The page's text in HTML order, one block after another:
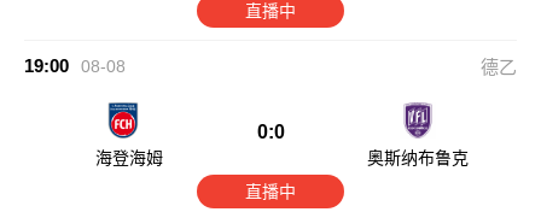
直播中
19:00 08-08 德乙
海登海姆
0:0
奥斯纳布鲁克
直播中